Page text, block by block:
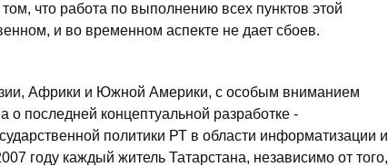
что работа по выполнению всех пунктов этой
и во временном аспекте не дает сбоев.
Африки и Южной Америки, с особым вниманием
последней концептуальной разработке -
политики РТ в области информатизации и
году каждый житель Татарстана, независимо от того,